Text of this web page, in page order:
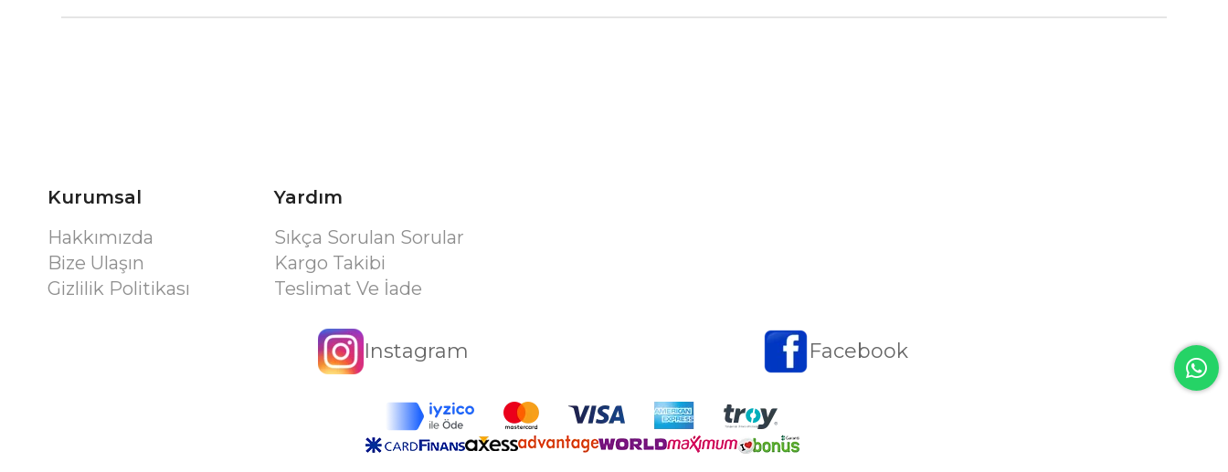
Kurumsal
Hakkımızda
Bize Ulaşın
Gizlilik Politikası
Yardım
Sıkça Sorulan Sorular
Kargo Takibi
Teslimat Ve İade
Instagram Facebook